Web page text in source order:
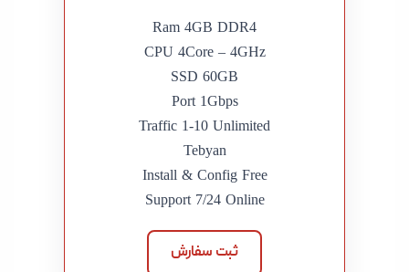
Ram 4GB DDR4
CPU 4Core – 4GHz
SSD 60GB
Port 1Gbps
Traffic 1-10 Unlimited
Tebyan
Install & Config Free
Support 7/24 Online
ثبت سفارش